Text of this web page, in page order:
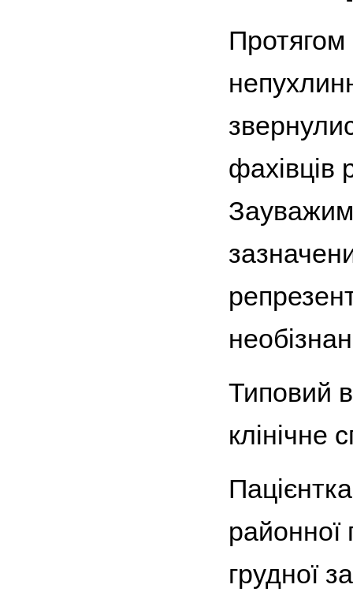
фахівців
Типовий
клінічне
районної
грудної